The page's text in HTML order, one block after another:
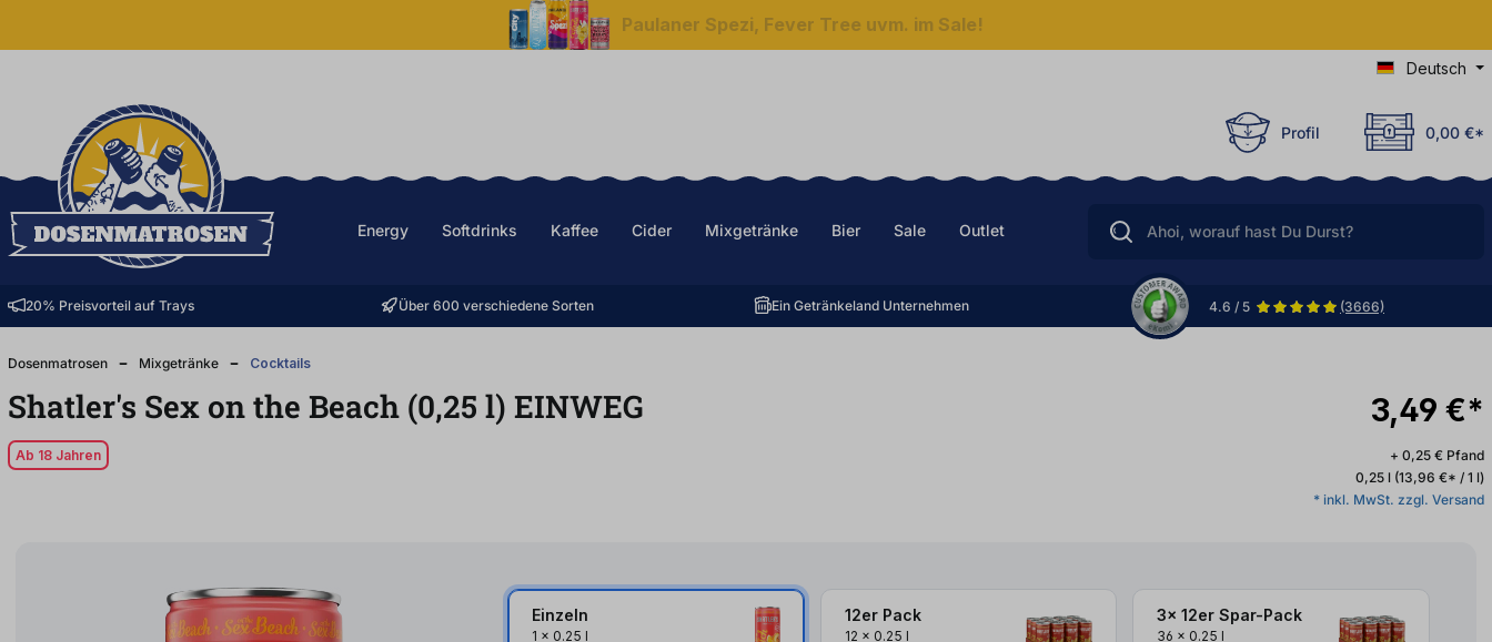
Paulaner Spezi, Fever Tree uvm. im Sale!
Deutsch
Profil 0,00 €*
Energy Softdrinks Kaffee Cider Mixgetränke Bier Sale Outlet
20% Preisvorteil auf Trays Über 600 verschiedene Sorten Ein Getränkeland Unternehmen 4.6 / 5 (3666)
Dosenmatrosen Mixgetränke Cocktails
Shatler's Sex on the Beach (0,25 l) EINWEG
Ab 18 Jahren
3,49 €*
+ 0,25 € Pfand
0,25 l (13,96 €* / 1 l)
* inkl. MwSt. zzgl. Versand
Einzeln
1 x 0.25 l
12er Pack
12 x 0.25 l
3x 12er Spar-Pack
36 x 0.25 l